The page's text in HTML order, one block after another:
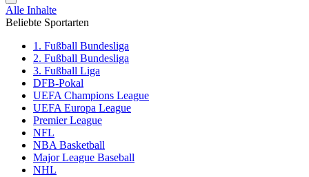
Alle Inhalte
Beliebte Sportarten
1. Fußball Bundesliga
2. Fußball Bundesliga
3. Fußball Liga
DFB-Pokal
UEFA Champions League
UEFA Europa League
Premier League
NFL
NBA Basketball
Major League Baseball
NHL